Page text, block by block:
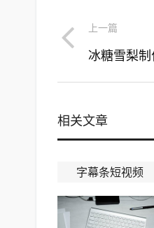
上一篇
相关文章
字幕条短视频